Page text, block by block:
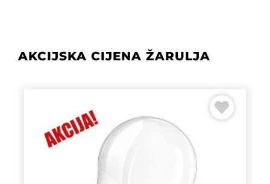
AKCIJSKA CIJENA ŽARULJA